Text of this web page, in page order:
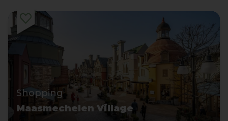
Shopping
Maasmechelen Village